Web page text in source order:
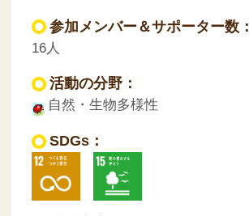
参加メンバー＆サポーター数：
16人
活動の分野：
自然・生物多様性
SDGs：